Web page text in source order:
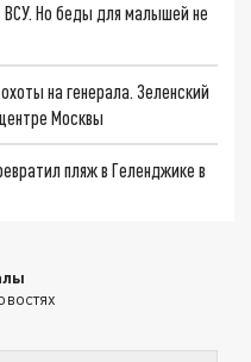
ВСУ. Но беды для малышей не
на генерала. Зеленский
Москвы
пляж в Геленджике в